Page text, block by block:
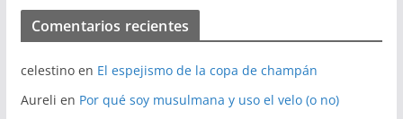
Comentarios recientes
celestinoen El espejismo de la copa de champán
Aureli en Por qué soy musulmana y uso el velo (o no)